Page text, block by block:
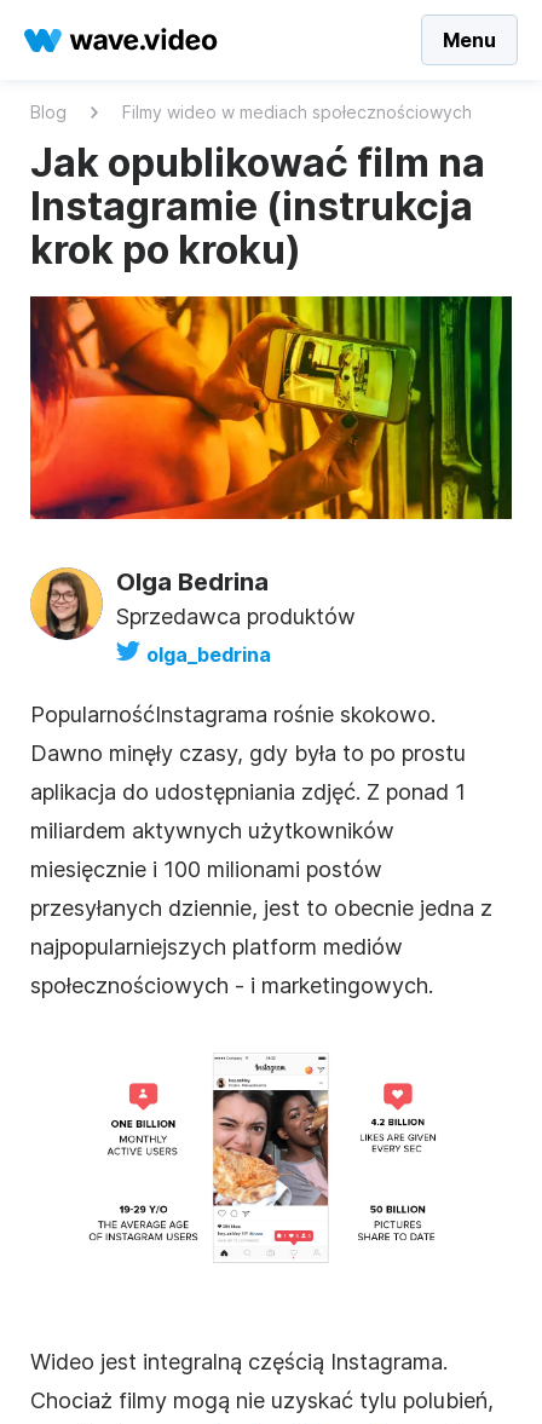
Menu
Blog Filmy wideo w mediach społecznościowych
Jak opublikować film na
Instagramie (instrukcja
krok po kroku)
Olga Bedrina
Sprzedawca produktów
olga_bedrina
PopularnośćInstagrama rośnie skokowo.
Dawno minęły czasy, gdy była to po prostu
aplikacja do udostępniania zdjęć. Z ponad 1
miliardem aktywnych użytkowników
miesięcznie i 100 milionami postów
przesyłanych dziennie, jest to obecnie jedna z
najpopularniejszych platform mediów
społecznościowych - i marketingowych.
Wideo jest integralną częścią Instagrama.
Chociaż filmy mogą nie uzyskać tylu polubień,